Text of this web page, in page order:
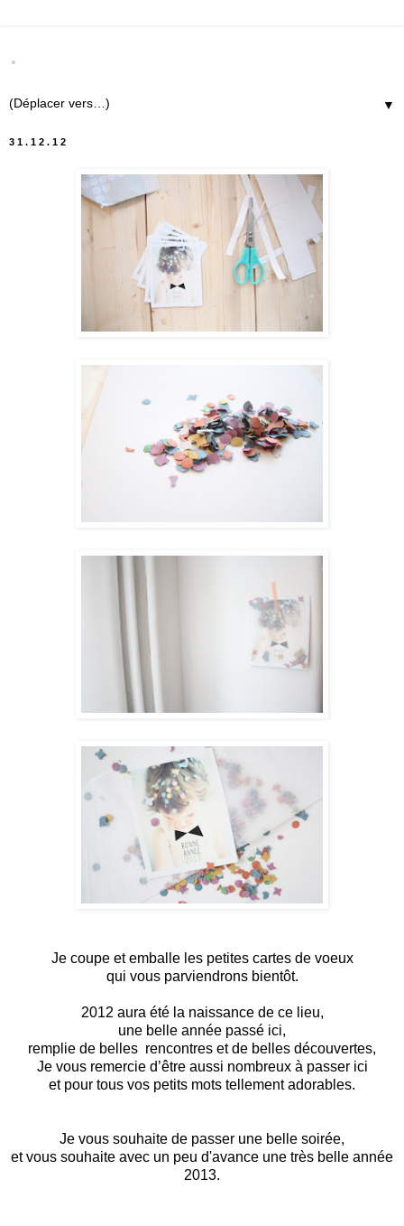
.
▼
31.12.12
Je coupe et emballe les petites cartes de voeux
qui vous parviendrons bientôt.
2012 aura été la naissance de ce lieu,
une belle année passé ici,
remplie de belles rencontres et de belles découvertes,
Je vous remercie d’être aussi nombreux à passer ici
et pour tous vos petits mots tellement adorables.
Je vous souhaite de passer une belle soirée,
et vous souhaite avec un peu d'avance une très belle année
2013.